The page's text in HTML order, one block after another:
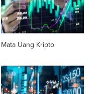
Mata Uang Kripto